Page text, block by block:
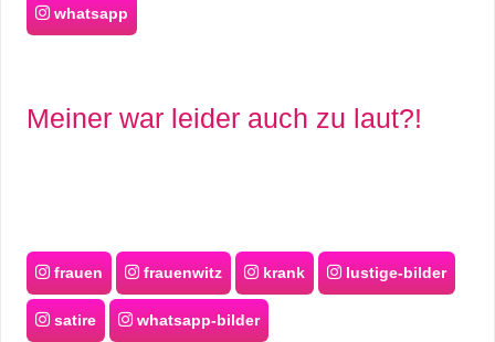
whatsapp
Meiner war leider auch zu laut?!
frauen frauenwitz krank lustige-bilder
satire whatsapp-bilder